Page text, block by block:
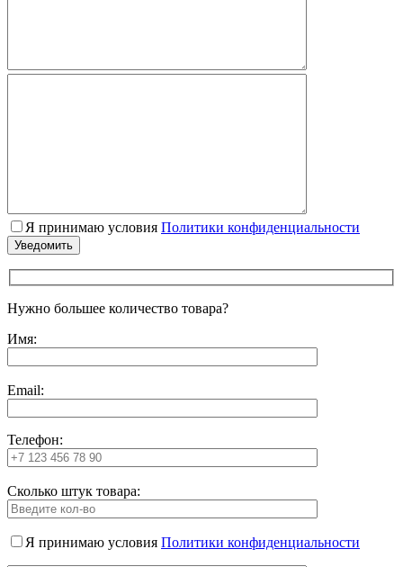
Я принимаю условия Политики конфиденциальности
Нужно большее количество товара?
Имя:
Email:
Телефон:
Сколько штук товара:
Я принимаю условия Политики конфиденциальности